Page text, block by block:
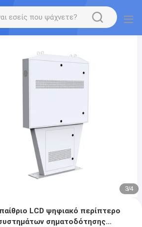
3/4
LCD ψηφιακό περίπτερο
σηματοδότησης